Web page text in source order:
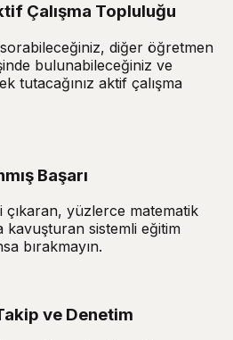
Çalışma Topluluğu
diğer öğretmen
bulunabileceğiniz ve
tutacağınız aktif çalışma
Başarı
çıkaran, yüzlerce matematik
kavuşturan sistemli eğitim
bırakmayın.
ve Denetim